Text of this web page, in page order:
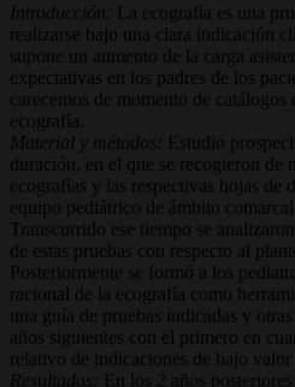
Introducción:
La ecografía es una
realizarse bajo una clara indicación
supone un aumento de la carga
expectativas en los padres de los
carecemos de momento de
ecografía.
Material y métodos:
Estudio
duración, en el que se recogieron de
ecografías y las respectivas hojas de
equipo pediátrico de ámbito
Transcurrido ese tiempo se
de estas pruebas con respecto al
Posteriormente se formó a los
racional de la ecografía como
una guía de pruebas indicadas y
años siguientes con el primero en
relativo de indicaciones de bajo valor
Resultados:
En los 2 años